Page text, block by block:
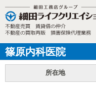
篠原内科医院
所在地